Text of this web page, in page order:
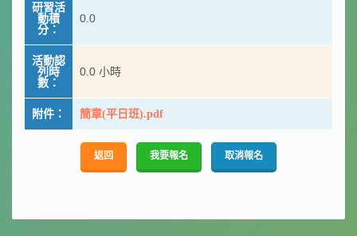
研習活
動積
分：
0.0
活動認
列時
數：
0.0 小時
附件： 簡章(平日班).pdf
返回 我要報名 取消報名